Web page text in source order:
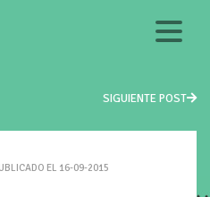
SIGUIENTE POST
EL 16-09-2015